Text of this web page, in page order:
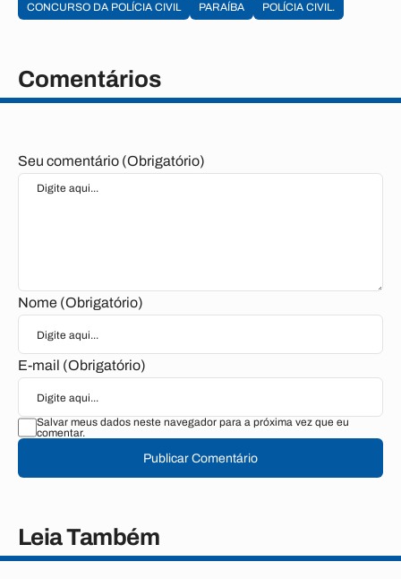
CONCURSO DA POLÍCIA CIVIL
PARAÍBA POLÍCIA CIVIL.
Comentários
Seu comentário (Obrigatório)
Nome (Obrigatório)
E-mail (Obrigatório)
Salvar meus dados neste navegador para a próxima vez que eu
comentar.
Publicar Comentário
Leia Também